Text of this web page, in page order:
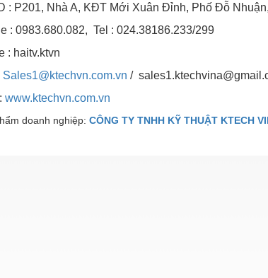
: P201, Nhà A, KĐT Mới Xuân Đỉnh, Phố Đỗ
: 0983.680.082, Tel : 024.38186.233/299
: haitv.ktvn
Sales1@ktechvn.com.vn /
www.ktechvn.com.vn
doanh nghiệp: CÔNG TY TNHH KỸ THUẬT KTECH